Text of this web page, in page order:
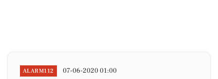
ALARM112 07-06-2020 01:00